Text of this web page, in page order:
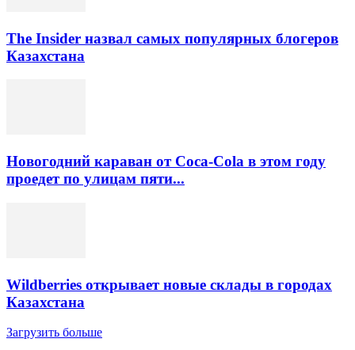
The Insider назвал самых популярных блогеров
Казахстана
Новогодний караван от Coca-Cola в этом году
проедет по улицам пяти...
Wildberries открывает новые склады в городах
Казахстана
Загрузить больше